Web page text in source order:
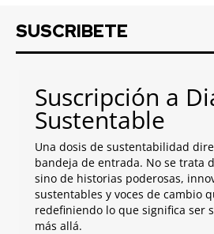
SUSCRIBETE
Suscripción a
Sustentable
Una dosis de sustentabilidad
bandeja de entrada. No se trata
sino de historias poderosas,
sustentables y voces de cambio
redefiniendo lo que significa ser
más allá.